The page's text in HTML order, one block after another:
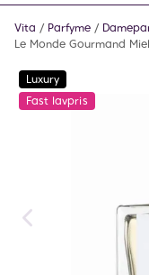
Vita Parfyme
Le Monde Gourmand
Luxury
Fast lavpris